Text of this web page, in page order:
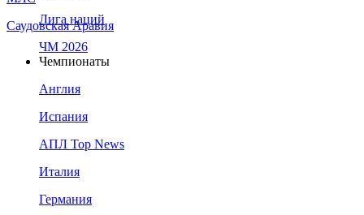
Саудовская Аравия
Лига наций
ЧМ 2026
Чемпионаты
Англия
Испания
АПЛ Top News
Италия
Германия